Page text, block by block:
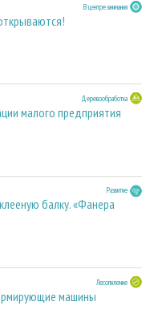
В центре внимания
Деревообработка
малого предприятия
Развитие
балку. «Фанера
Лесопиление
машины